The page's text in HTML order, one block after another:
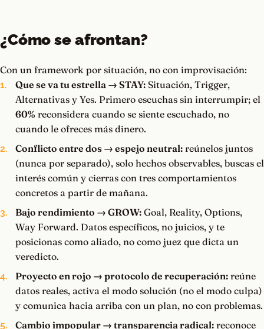
¿Cómo se afrontan?
Con un framework por situación, no con improvisación:
Que se va tu estrella → STAY:Situación, Trigger,
Alternativas y Yes. Primero escuchas sin interrumpir; el
60% reconsidera cuando se siente escuchado, no
cuando le ofreces más dinero.
Conflicto entre dos → espejo neutral:reúnelos juntos
(nunca por separado), solo hechos observables, buscas el
interés común y cierras con tres comportamientos
concretos a partir de mañana.
Bajo rendimiento → GROW:Goal, Reality, Options,
Way Forward. Datos específicos, no juicios, y te
posicionas como aliado, no como juez que dicta un
veredicto.
Proyecto en rojo → protocolo de recuperación:reúne
datos reales, activa el modo solución (no el modo culpa)
y comunica hacia arriba con un plan, no con problemas.
Cambio impopular → transparencia radical:reconoce